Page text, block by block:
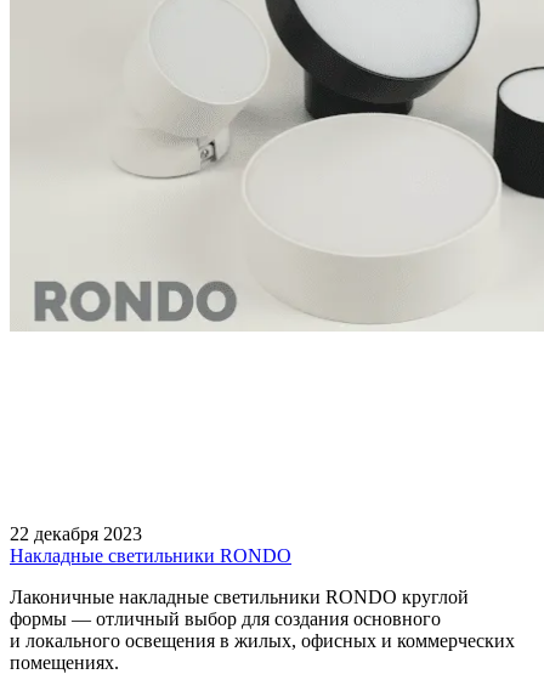
22 декабря 2023
Накладные светильники RONDO
Лаконичные накладные светильники RONDO круглой
формы — отличный выбор для создания основного
и локального освещения в жилых, офисных и коммерческих
помещениях.